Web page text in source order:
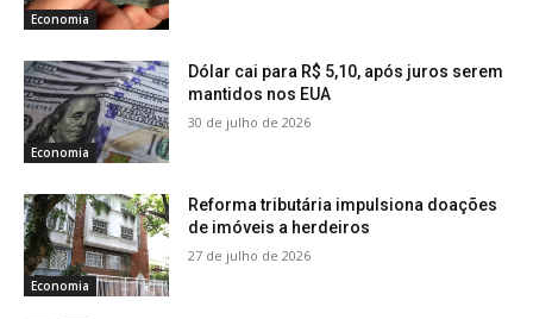
Economia
Economia
Dólar cai para R$ 5,10, após juros serem
mantidos nos EUA
30 de julho de 2026
Economia
Reforma tributária impulsiona doações
de imóveis a herdeiros
27 de julho de 2026